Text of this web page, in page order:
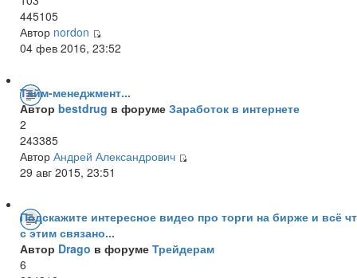
445105
Автор nordon
04 фев 2016, 23:52
Тайм-менеджмент...
Автор bestdrug в форуме Заработок в интернете
2
243385
Автор Андрей Александрович
29 авг 2015, 23:51
Подскажите интересное видео про торги на бирже и всё
с этим связано...
Автор Drago в форуме Трейдерам
6